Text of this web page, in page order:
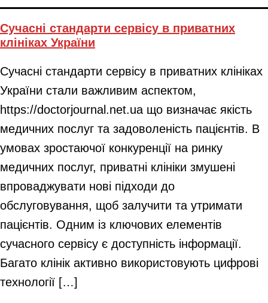
Сучасні стандарти сервісу в приватних
клініках України
Сучасні стандарти сервісу в приватних клініках
України стали важливим аспектом,
https://doctorjournal.net.ua що визначає якість
медичних послуг та задоволеність пацієнтів. В
умовах зростаючої конкуренції на ринку
медичних послуг, приватні клініки змушені
впроваджувати нові підходи до
обслуговування, щоб залучити та утримати
пацієнтів. Одним із ключових елементів
сучасного сервісу є доступність інформації.
Багато клінік активно використовують цифрові
технології […]